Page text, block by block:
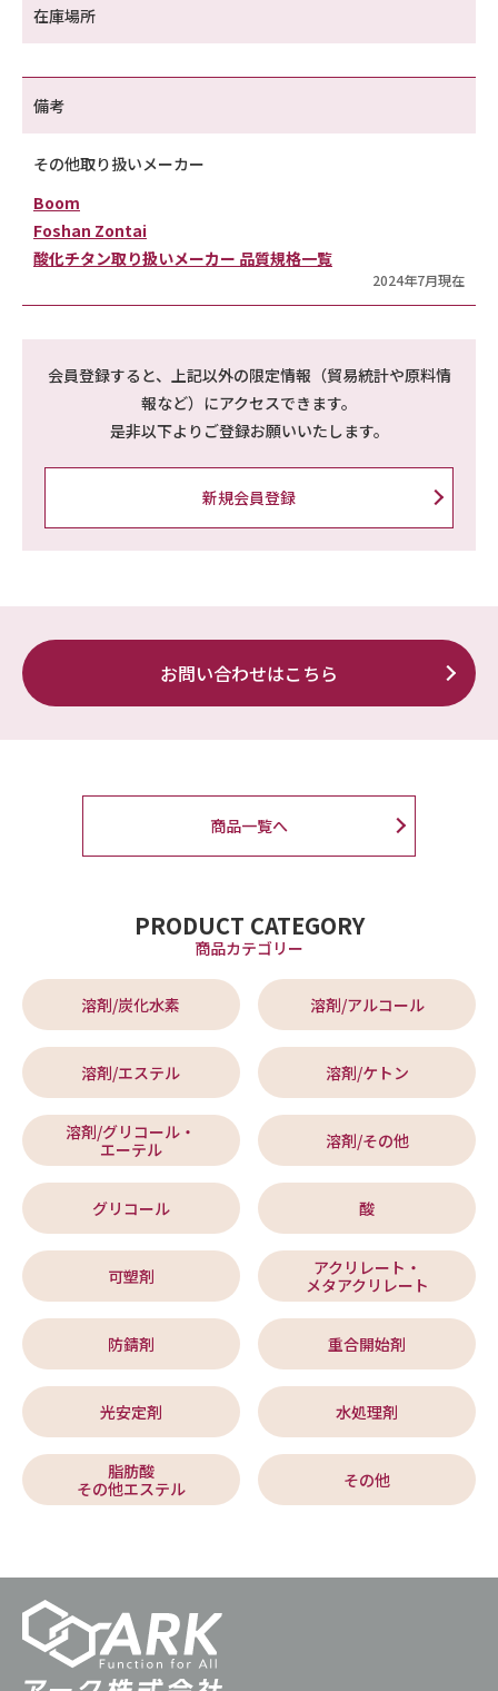
在庫場所
備考
その他取り扱いメーカー
Boom
Foshan Zontai
酸化チタン取り扱いメーカー 品質規格一覧
2024年7月現在
会員登録すると、上記以外の限定情報（貿易統計や原料情
報など）にアクセスできます。
是非以下よりご登録お願いいたします。
新規会員登録
お問い合わせはこちら
商品一覧へ
PRODUCT CATEGORY
商品カテゴリー
溶剤/炭化水素 溶剤/アルコール
溶剤/エステル 溶剤/ケトン
溶剤/グリコール・
エーテル
溶剤/その他
グリコール 酸
可塑剤
アクリレート・
メタアクリレート
防錆剤 重合開始剤
光安定剤 水処理剤
脂肪酸
その他エステル
その他